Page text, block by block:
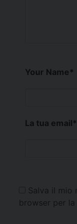
Your Name*
La tua email*
Salva il mio
browser per